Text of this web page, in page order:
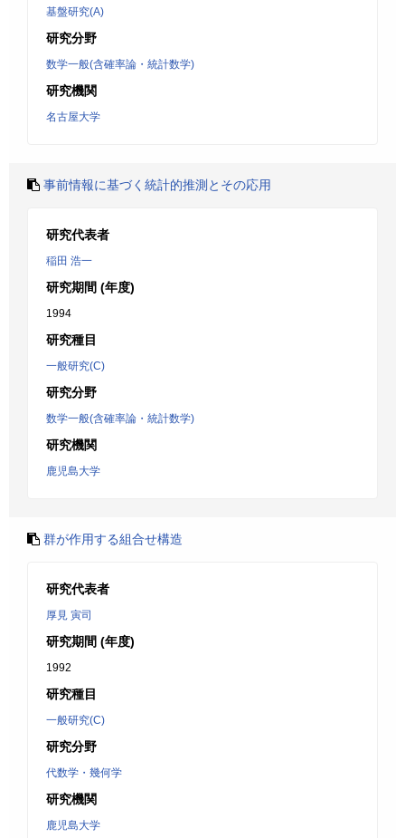
基盤研究(A)
研究分野
数学一般(含確率論・統計数学)
研究機関
名古屋大学
事前情報に基づく統計的推測とその応用
研究代表者
稲田 浩一
研究期間 (年度)
1994
研究種目
一般研究(C)
研究分野
数学一般(含確率論・統計数学)
研究機関
鹿児島大学
群が作用する組合せ構造
研究代表者
厚見 寅司
研究期間 (年度)
1992
研究種目
一般研究(C)
研究分野
代数学・幾何学
研究機関
鹿児島大学